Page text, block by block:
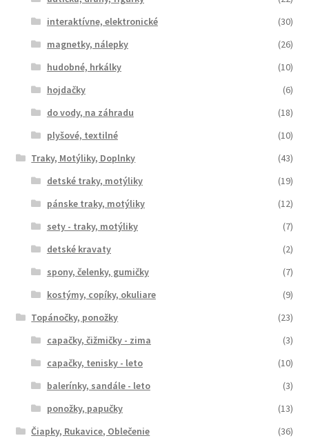
interaktívne, elektronické
(30)
magnetky, nálepky
(26)
hudobné, hrkálky
(10)
hojdačky
(6)
do vody, na záhradu
(18)
plyšové, textilné
(10)
Traky, Motýliky, Doplnky
(43)
detské traky, motýliky
(19)
pánske traky, motýliky
(12)
sety - traky, motýliky
(7)
detské kravaty
(2)
spony, čelenky, gumičky
(7)
kostýmy, copíky, okuliare
(9)
Topánočky, ponožky
(23)
capačky, čižmičky - zima
(3)
capačky, tenisky - leto
(10)
balerínky, sandále - leto
(3)
ponožky, papučky
(13)
Čiapky, Rukavice, Oblečenie
(36)